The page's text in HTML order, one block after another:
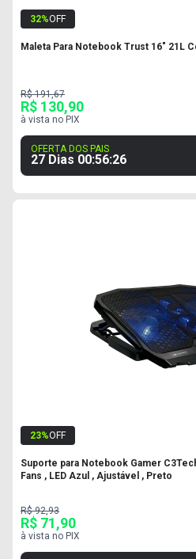
32%OFF
Maleta Para Notebook Trust 16" 21L
R$ 191,67
R$ 130,90
à vista no PIX
OFERTA DOS PAIS
27 Dias 00:56:25
23%OFF
Suporte para Notebook Gamer
Fans , LED Azul , Ajustável , Preto
R$ 92,93
R$ 71,90
à vista no PIX